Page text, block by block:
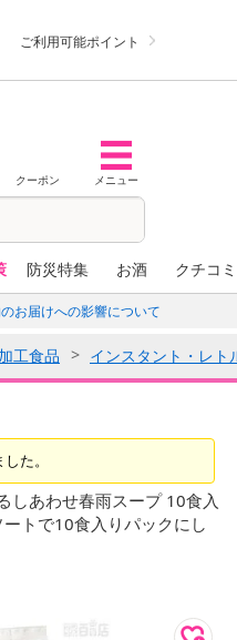
ご利用可能ポイント
クーポン メニュー
防災特集 お酒 クチコ
お届けへの影響について
加工食品 インスタント・レト
た。
しあわせ春雨スープ 10食入
トで10食入りパックにし